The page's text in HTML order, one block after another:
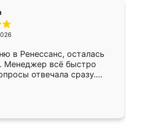
в Ренессанс, осталась
Менеджер всё быстро
отвечала сразу.
в субботу, подошёл к
Собрали
аккуратно, даже